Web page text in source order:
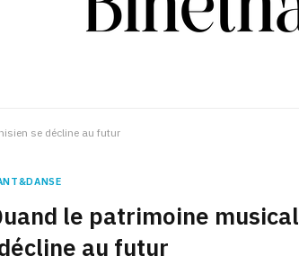
se décline au futur
le patrimoine musical
au futur